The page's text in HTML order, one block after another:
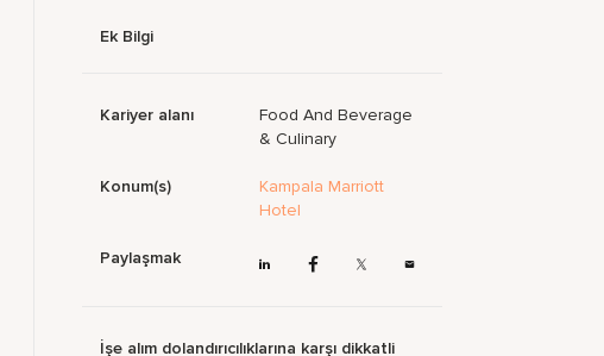
Ek Bilgi
Kariyer alanı
Food And Beverage
& Culinary
Konum(s)
Kampala Marriott
Hotel
Paylaşmak
İşe alım dolandırıcılıklarına karşı dikkatli